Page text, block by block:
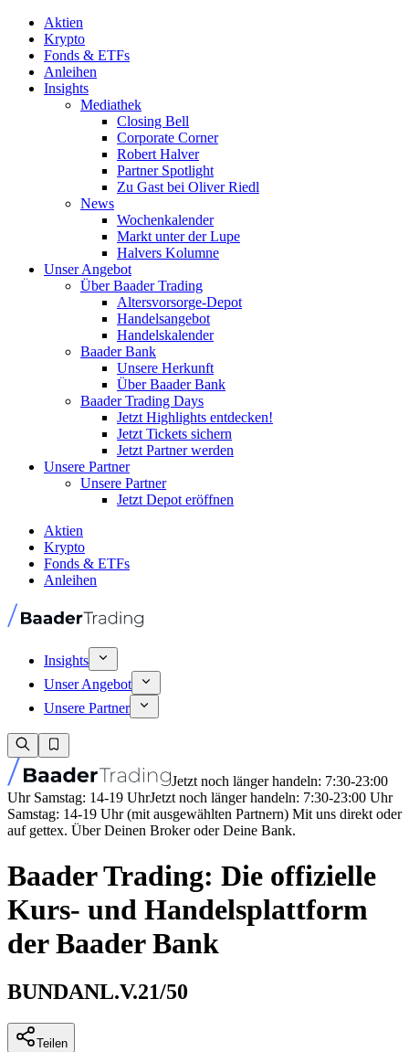
Aktien
Krypto
Fonds & ETFs
Anleihen
Insights
Mediathek
Closing Bell
Corporate Corner
Robert Halver
Partner Spotlight
Zu Gast bei Oliver Riedl
News
Wochenkalender
Markt unter der Lupe
Halvers Kolumne
Unser Angebot
Über Baader Trading
Altersvorsorge-Depot
Handelsangebot
Handelskalender
Baader Bank
Unsere Herkunft
Über Baader Bank
Baader Trading Days
Jetzt Highlights entdecken!
Jetzt Tickets sichern
Jetzt Partner werden
Unsere Partner
Unsere Partner
Jetzt Depot eröffnen
Aktien
Krypto
Fonds & ETFs
Anleihen
Insights
Unser Angebot
Unsere Partner
Jetzt noch länger handeln: 7:30-23:00
Uhr Samstag: 14-19 UhrJetzt noch länger handeln: 7:30-23:00 Uhr
Samstag: 14-19 Uhr (mit ausgewählten Partnern) Mit uns direkt oder
auf gettex. Über Deinen Broker oder Deine Bank.
Baader Trading: Die offizielle
Kurs- und Handelsplattform
der Baader Bank
BUNDANL.V.21/50
Teilen